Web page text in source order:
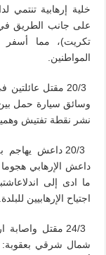
خلية إرهابية
تكريت)، مما أسفر
المواطنين.
20/3 مقتل
وسائق سيارة حمل
نشر نقطة تفتيش
20/3 داعش
داعش الإرهابي
ما ادى إلى
اجتياح الإرهابيين للبلدة.
24/3 مقتل
شمال شرقي بعقوبة: